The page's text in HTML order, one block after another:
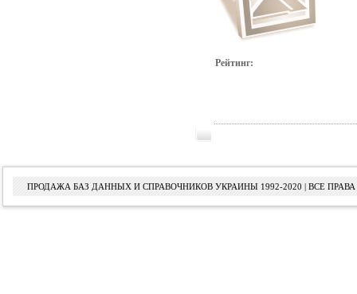
Рейтинг:
ПРОДАЖА БАЗ ДАННЫХ И СПРАВОЧНИКОВ УКРАИНЫ 1992-2020 | ВСЕ